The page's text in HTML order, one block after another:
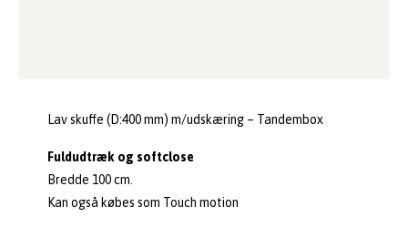
Lav skuffe (D:400 mm) m/udskæring – Tandembox
Fuldudtræk og softclose
Bredde 100 cm.
Kan også købes som Touch motion